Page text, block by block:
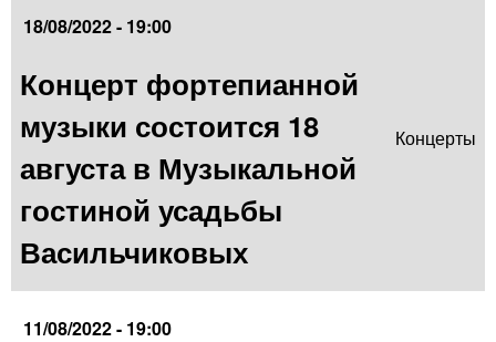
18/08/2022 - 19:00
Концерт фортепианной
музыки состоится 18
августа в Музыкальной
гостиной усадьбы
Васильчиковых
Концерты
11/08/2022 - 19:00